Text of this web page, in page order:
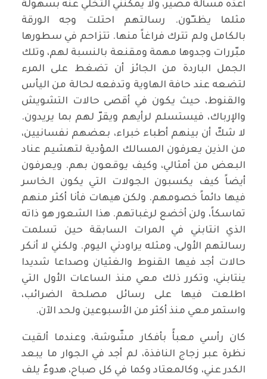
أعدّه مسألة مصير، ولا يمكنني التخلي عنه بسهولة
مثلما يظنـّون. رسالتهم احتلت وجه الورقة
بالكامل ولم تترك فراغاً منها. تتزاحم في سطورها
مبّررات وجدوها مهمة ومقنعة بالنسبة لهم، وتلك
الجمل الباردة من الجائز أن تضغط على المرء
لتضعه عند حافة الهاوية وتدفعه لحالة من اليأس
والقنوط، حيث يكون في أقصى حالات التشويش
والإرباك، فيستسلم لرأيهم ويقرّ لهم بما يريدون.
لا شكّ أن بينهم أطباء خبراء، بعضهم نفسانيين،
من الذين يعرفون المسالك المؤدية لتهشيم عناد
البعض من أمثالي، وكيف يوقعون بهم. ويعرفون
أيضاً كيف يكسبون الجولات التي يكون الخاسر
فيها دائماً خصومهم. ولكن هيهات فأنا أكثر منهم
تماسكاً، ولن أخضع لرغباتهم. هذا الشعور هو ذاته
الذي انتابني في المرات السابقة حين تسلمت
رسالتهم الأولى، ومثله يراودني اليوم. ولكني لا أنكر
حالات أجد فيها القنوط والغثيان وصداعا شديدا
ينتابني، وتكرر ذلك معي منذ الساعات الأول التي
اطلعت فيها على رسائل مصلحة الضرائب،
واستمر معي منذ أكثر من الأسبوعين ولحد الآن.
كان رأسي معبأً بأفكار مشّوشة، وعندما ألقيت
نظرة عبر زجاج النافذة، لم أجد في الجوار ما يبعد
الكدر عني، وكالمعتاد وكما في كل صباح، هدوءٌ يلف